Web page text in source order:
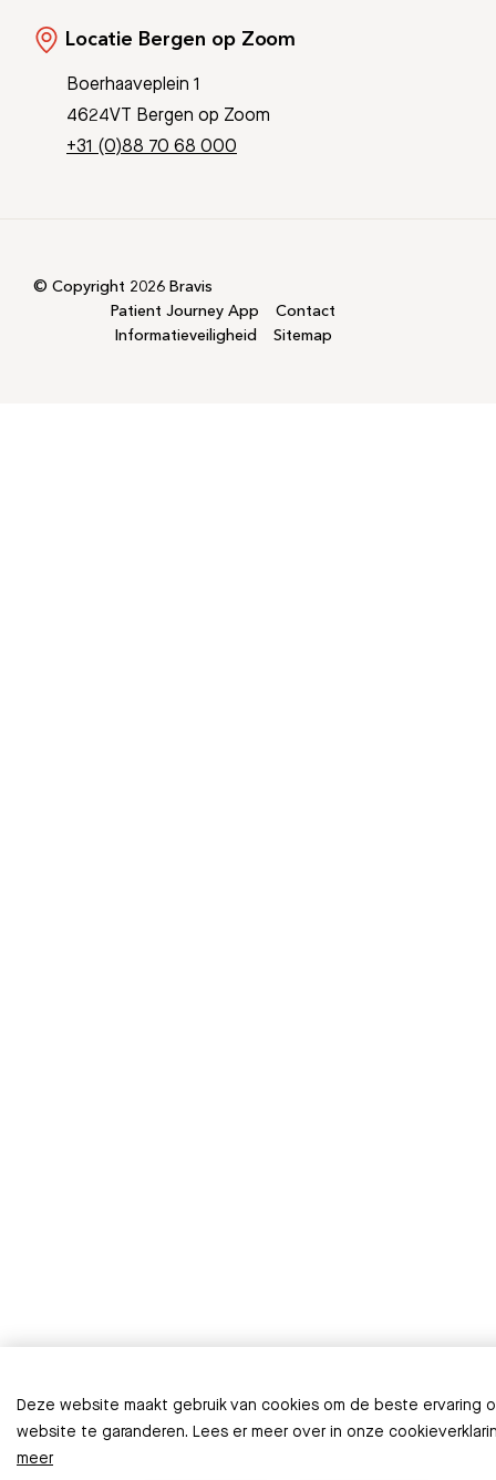
Deze website maakt gebruik van cookies om de beste ervaring
website te garanderen. Lees er meer over in onze
meer
Locatie Bergen op Zoom
Boerhaaveplein 1
4624VT Bergen op Zoom
+31 (0)88 70 68 000
© Copyright 2026 Bravis
Patient Journey App
Contact
Informatieveiligheid
Sitemap